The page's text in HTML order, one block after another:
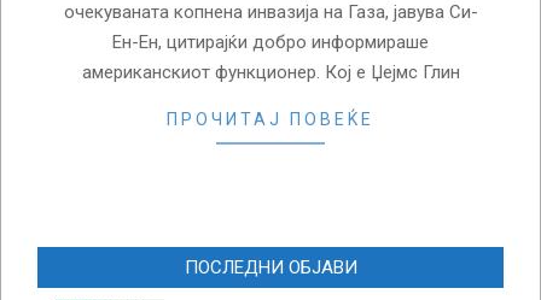
очекуваната копнена инвазија на Газа, јавува Си-
Ен-Ен, цитирајќи добро информираше
американскиот функционер. Кој е Џејмс Глин
ПРОЧИТАЈ ПОВЕЌЕ
ПОСЛЕДНИ ОБЈАВИ